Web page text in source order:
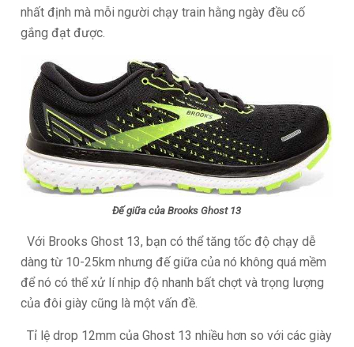
nhất định mà mỗi người chạy train hằng ngày đều cố
gắng đạt được.
Đế giữa của Brooks Ghost 13
Với Brooks Ghost 13, bạn có thể tăng tốc độ chạy dễ
dàng từ 10-25km nhưng đế giữa của nó không quá mềm
để nó có thể xử lí nhịp độ nhanh bất chợt và trọng lượng
của đôi giày cũng là một vấn đề.
Tỉ lệ drop 12mm của Ghost 13 nhiều hơn so với các giày